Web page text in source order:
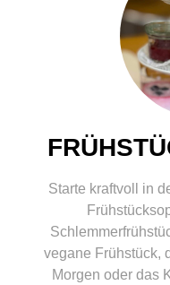
Starte kraftvoll in
vegane Frühstück,
Morgen oder das